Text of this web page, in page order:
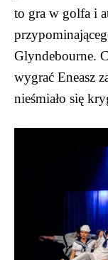
to gra w golfa i
Glyndebourne.
wygrać Eneasz
nieśmiało się